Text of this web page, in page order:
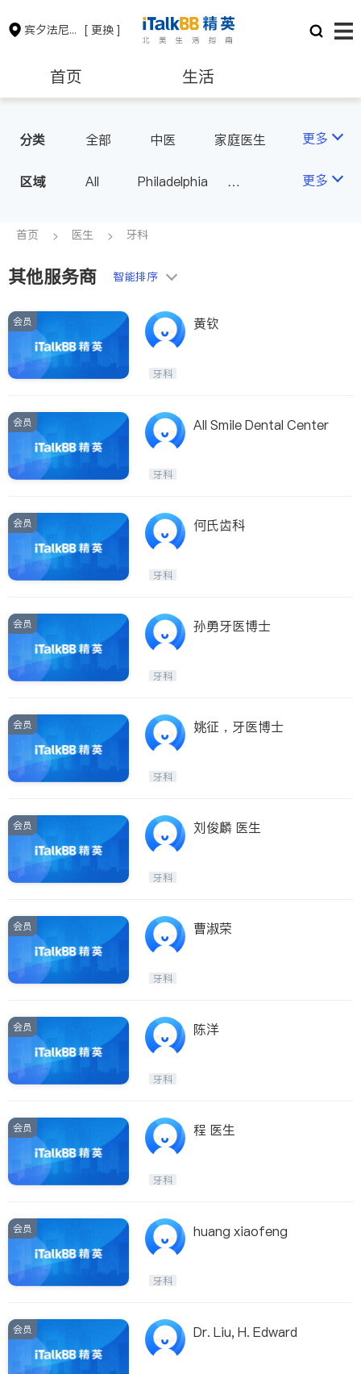
宾夕法尼亚州 [ 更换 ]
首页 生活
保险理财 房地产租售
银行贷款
建筑装修
非盈利组织
分类 全部 中医
家庭医生
眼科
妇科
儿科
心脏科
肠胃肝脏科
泌尿科
风湿病
呼吸科
医生-其它
内分泌科
更多
区域 All
Philadelphia
PA - Other Cities
更多
首页 医生 牙科
其他服务商 智能排序
会员 黄钦
牙科
会员 All Smile Dental Center
牙科
会员 何氏齿科
牙科
会员 孙勇牙医博士
牙科
会员 姚征，牙医博士
牙科
会员 刘俊麟 医生
牙科
会员 曹淑荣
牙科
会员 陈洋
牙科
会员 程 医生
牙科
会员 huang xiaofeng
牙科
会员 Dr. Liu, H. Edward